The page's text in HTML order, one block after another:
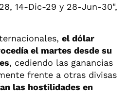
14-Dic-29 y 28-Jun-30",
el dólar
el martes desde su
, cediendo las ganancias
frente a otras divisas
las hostilidades en